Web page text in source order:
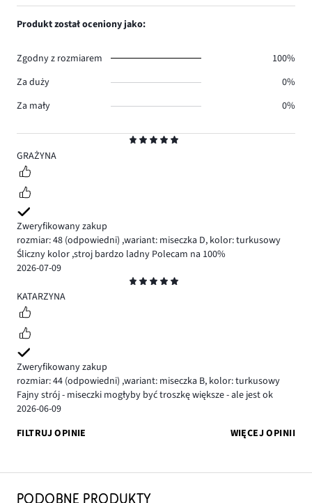
5
GRAŻYNA
Zweryfikowany zakup
rozmiar: 48 (odpowiedni) ,wariant: miseczka D, kolor: turkusowy
Śliczny kolor ,stroj bardzo ladny Polecam na 100%
2026-07-09
5
KATARZYNA
Zweryfikowany zakup
rozmiar: 44 (odpowiedni) ,wariant: miseczka B, kolor: turkusowy
Fajny strój - miseczki mogłyby być troszkę większe - ale jest ok
2026-06-09
FILTRUJ OPINIE
WIĘCEJ OPINII
1,
Produkt został oceniony jako:
Zgodny z rozmiarem
100%
Za duży
0%
Za mały
0%
PODOBNE PRODUKTY